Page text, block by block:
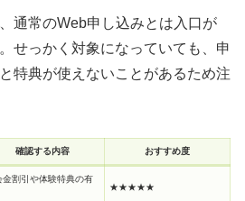
通常のWeb申し込みとは入口が
せっかく対象になっていても、申
特典が使えないことがあるため注
確認する内容 おすすめ度
金割引や体験特典の有
★★★★★